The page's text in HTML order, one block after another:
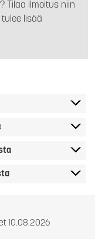
Tilaa ilmoitus niin
lisää
10.08.2026